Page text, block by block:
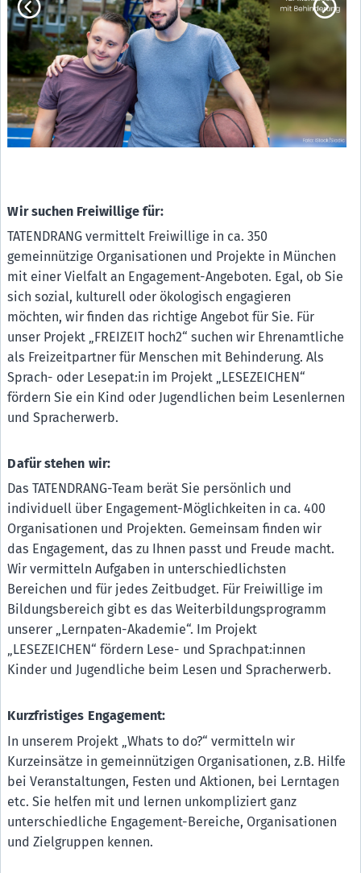
A1 Stiftung Gute-Tat München & Region
Wir suchen Freiwillige für:
TATENDRANG vermittelt Freiwillige in ca. 350
gemeinnützige Organisationen und Projekte in München
mit einer Vielfalt an Engagement-Angeboten. Egal, ob Sie
sich sozial, kulturell oder ökologisch engagieren
möchten, wir finden das richtige Angebot für Sie. Für
unser Projekt „FREIZEIT hoch2“ suchen wir Ehrenamtliche
als Freizeitpartner für Menschen mit Behinderung. Als
Sprach- oder Lesepat:in im Projekt „LESEZEICHEN“
fördern Sie ein Kind oder Jugendlichen beim Lesenlernen
und Spracherwerb.
Dafür stehen wir:
Das TATENDRANG-Team berät Sie persönlich und
individuell über Engagement-Möglichkeiten in ca. 400
Organisationen und Projekten. Gemeinsam finden wir
das Engagement, das zu Ihnen passt und Freude macht.
Wir vermitteln Aufgaben in unterschiedlichsten
Bereichen und für jedes Zeitbudget. Für Freiwillige im
Bildungsbereich gibt es das Weiterbildungsprogramm
unserer „Lernpaten-Akademie“. Im Projekt
„LESEZEICHEN“ fördern Lese- und Sprachpat:innen
Kinder und Jugendliche beim Lesen und Spracherwerb.
Kurzfristiges Engagement:
In unserem Projekt „Whats to do?“ vermitteln wir
Kurzeinsätze in gemeinnützigen Organisationen, z.B. Hilfe
bei Veranstaltungen, Festen und Aktionen, bei Lerntagen
etc. Sie helfen mit und lernen unkompliziert ganz
unterschiedliche Engagement-Bereiche, Organisationen
und Zielgruppen kennen.